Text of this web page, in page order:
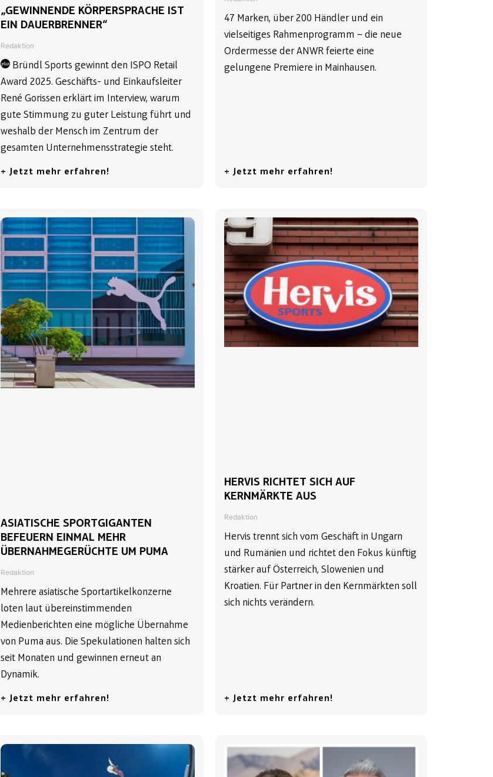
„GEWINNENDE KÖRPERSPRACHE IST
EIN DAUERBRENNER“
Redaktion
Bründl Sports gewinnt den ISPO Retail
Award 2025. Geschäfts- und Einkaufsleiter
René Gorissen erklärt im Interview, warum
gute Stimmung zu guter Leistung führt und
weshalb der Mensch im Zentrum der
gesamten Unternehmensstrategie steht.
+ Jetzt mehr erfahren!
47 Marken, über 200 Händler und ein
vielseitiges Rahmenprogramm – die neue
Ordermesse der ANWR feierte eine
gelungene Premiere in Mainhausen.
+ Jetzt mehr erfahren!
ASIATISCHE SPORTGIGANTEN
BEFEUERN EINMAL MEHR
ÜBERNAHMEGERÜCHTE UM PUMA
Redaktion
Mehrere asiatische Sportartikelkonzerne
loten laut übereinstimmenden
Medienberichten eine mögliche Übernahme
von Puma aus. Die Spekulationen halten sich
seit Monaten und gewinnen erneut an
Dynamik.
+ Jetzt mehr erfahren!
HERVIS RICHTET SICH AUF
KERNMÄRKTE AUS
Redaktion
Hervis trennt sich vom Geschäft in Ungarn
und Rumänien und richtet den Fokus künftig
stärker auf Österreich, Slowenien und
Kroatien. Für Partner in den Kernmärkten soll
sich nichts verändern.
+ Jetzt mehr erfahren!